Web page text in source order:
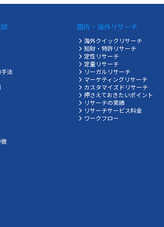
法
国内・海外リサーチ
海外クイックリサーチ
知財・特許リサーチ
定性リサーチ
定量リサーチ
リーガルリサーチ
マーケティングリサーチ
カスタマイズドリサーチ
押さえておきたいポイント
リサーチの実績
リサーチサービス料金
ワークフロー